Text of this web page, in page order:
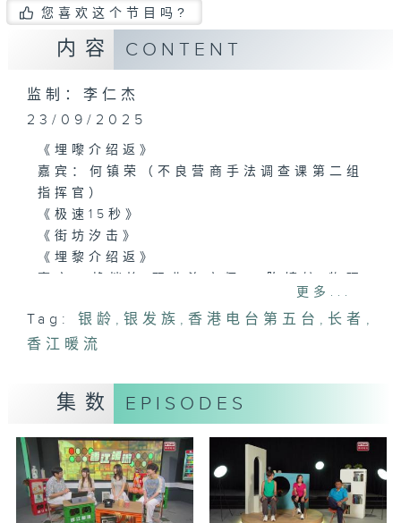
您喜欢这个节目吗?
内容 CONTENT
监制：李仁杰
23/09/2025
《埋嚟介绍返》
嘉宾：何镇荣（不良营商手法调查课第二组
指挥官）
《极速15秒》
《街坊汐击》
《埋黎介绍返》
主题:针对香港狭窄居住环境，外展复康团
队灵活调整治疗方案
更多...
Tag: 银龄 , 银发族 , 香港电台第五台 , 长者 ,
香江暖流
集数 EPISODES